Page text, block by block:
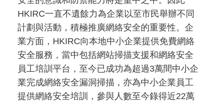
HKIRC一直不遺餘力為企業以至市民舉辦不同
計劃與活動，積極推廣網絡安全的重要性。企
業方面，HKIRC向本地中小企業提供免費網絡
安全服務，當中包括網站掃描支援和網絡安全
員工培訓平台，至今已成功為超過3萬間中小企
業完成網絡安全漏洞掃描，亦為中小企業員工
提供網絡安全培訓，參與人數至今錄得近22萬